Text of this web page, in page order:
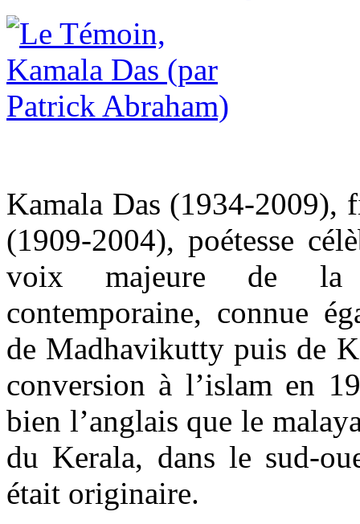
Kamala Das (1934-2009),
(1909-2004), poétesse
voix majeure de la
contemporaine, connue
de Madhavikutty puis de
conversion à l’islam en
bien l’anglais que le
du Kerala, dans le sud-
était originaire.